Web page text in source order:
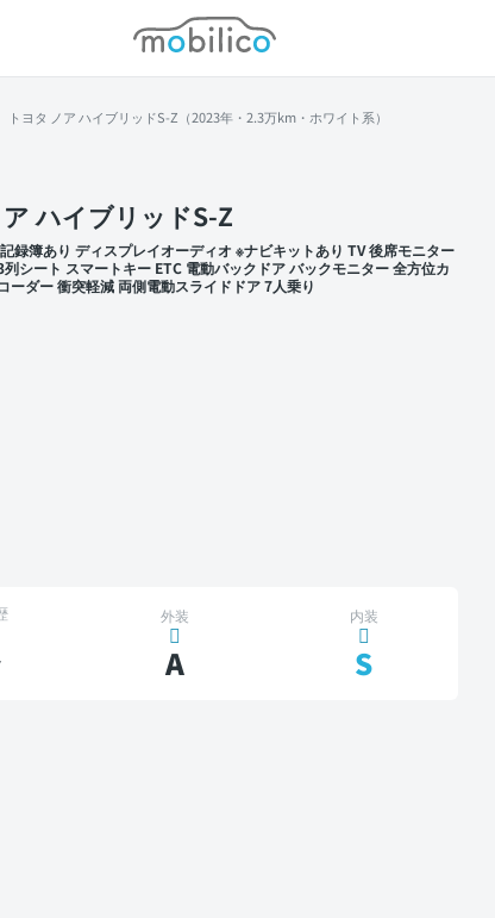
モビリコ
トヨタ ノア ハイブリッドS-Z（2023年・2.3万km・ホワイト系）
ア ハイブリッドS-Z
録簿あり ディスプレイオーディオ ※ナビキットあり TV 後席モニター
シート スマートキー ETC 電動バックドア バックモニター 全方位カ
ーダー 衝突軽減 両側電動スライドドア 7人乗り
外装
A
内装
S